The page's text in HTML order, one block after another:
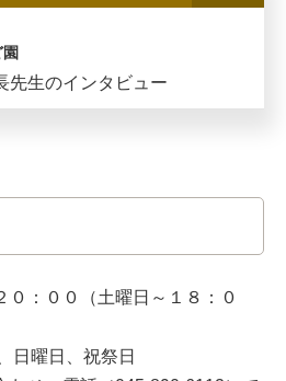
生のインタビュー
０：００（土曜日～１８：０
日曜日、祝祭日